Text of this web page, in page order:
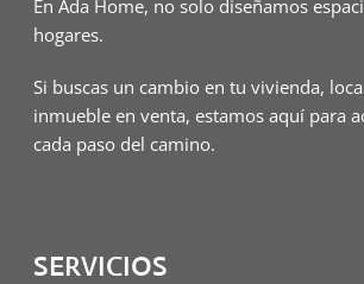
En Ada Home, no solo diseñamos
hogares.
Si buscas un cambio en tu vivienda,
inmueble en venta, estamos aquí para
cada paso del camino.
SERVICIOS